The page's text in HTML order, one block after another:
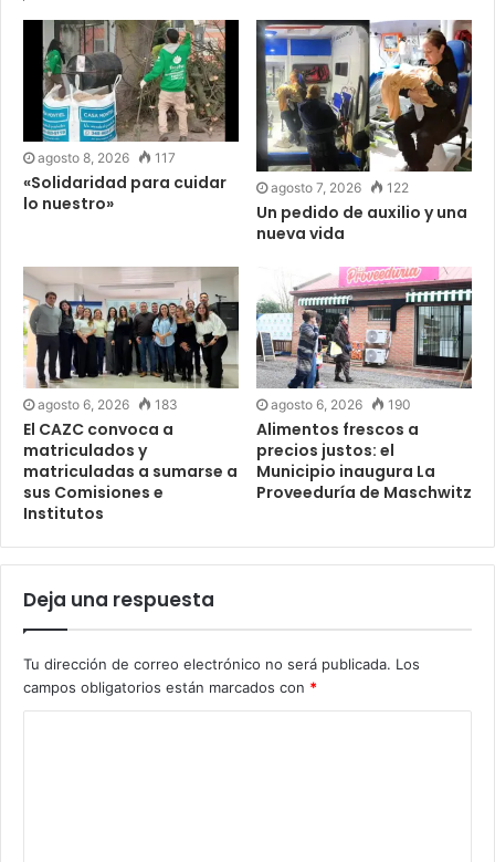
agosto 8, 2026 117
«Solidaridad para cuidar
lo nuestro»
agosto 7, 2026 122
Un pedido de auxilio y una
nueva vida
agosto 6, 2026 183
El CAZC convoca a
matriculados y
matriculadas a sumarse a
sus Comisiones e
Institutos
agosto 6, 2026 190
Alimentos frescos a
precios justos: el
Municipio inaugura La
Proveeduría de Maschwitz
Deja una respuesta
Tu dirección de correo electrónico no será publicada. Los
campos obligatorios están marcados con *